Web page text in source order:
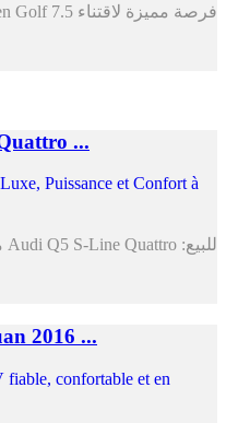
فرصة مميزة لاقتناء Volkswagen Golf 7.5 مودي...
...
للبيع: Audi Q5 S-Line Quattro موديل 2017، د...
2016 ...